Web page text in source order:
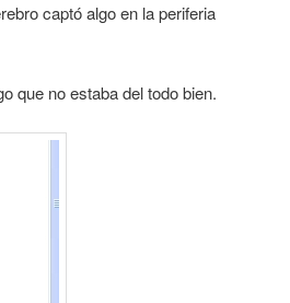
captó algo en la periferia
que no estaba del todo bien.